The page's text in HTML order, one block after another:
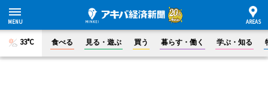
33°C 食べる 見る・遊ぶ 買う 暮らす・働く 学ぶ・知る